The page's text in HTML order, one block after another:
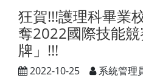
狂賀!!!護理科畢業
奪2022國際技能
牌」!!!
2022-10-25 系統管理